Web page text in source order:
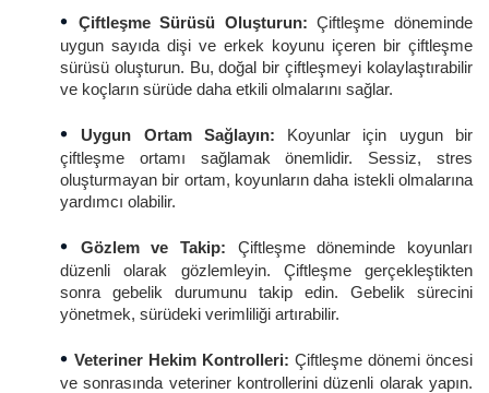
• Çiftleşme Sürüsü Oluşturun: Çiftleşme döneminde
uygun sayıda dişi ve erkek koyunu içeren bir çiftleşme
sürüsü oluşturun. Bu, doğal bir çiftleşmeyi kolaylaştırabilir
ve koçların sürüde daha etkili olmalarını sağlar.
• Uygun Ortam Sağlayın: Koyunlar için uygun bir
çiftleşme ortamı sağlamak önemlidir. Sessiz, stres
oluşturmayan bir ortam, koyunların daha istekli olmalarına
yardımcı olabilir.
• Gözlem ve Takip: Çiftleşme döneminde koyunları
düzenli olarak gözlemleyin. Çiftleşme gerçekleştikten
sonra gebelik durumunu takip edin. Gebelik sürecini
yönetmek, sürüdeki verimliliği artırabilir.
• Veteriner Hekim Kontrolleri: Çiftleşme dönemi öncesi
ve sonrasında veteriner kontrollerini düzenli olarak yapın.